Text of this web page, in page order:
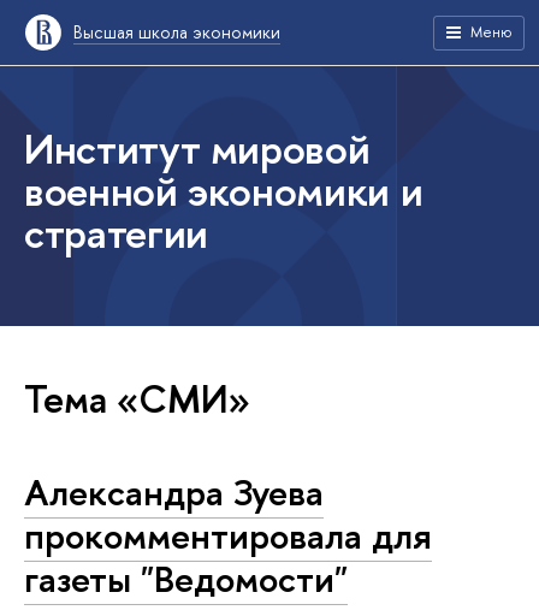
Высшая школа экономики Меню
Институт мировой
военной экономики и
стратегии
Тема «СМИ»
Александра Зуева
прокомментировала для
газеты "Ведомости"